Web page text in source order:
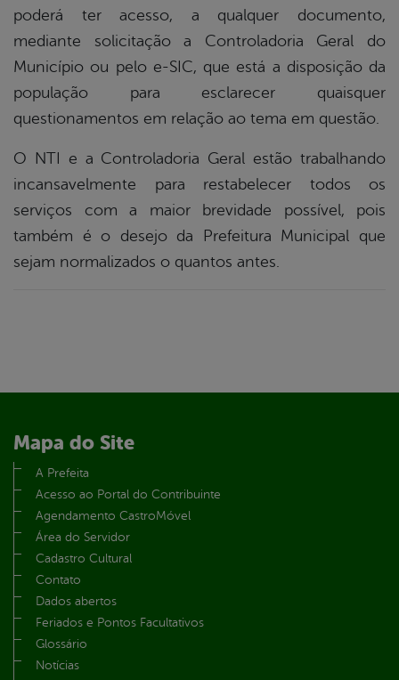
poderá ter acesso, a qualquer documento,
mediante solicitação a Controladoria Geral do
Município ou pelo e-SIC, que está a disposição da
população para esclarecer quaisquer
questionamentos em relação ao tema em questão.
O NTI e a Controladoria Geral estão trabalhando
incansavelmente para restabelecer todos os
serviços com a maior brevidade possível, pois
também é o desejo da Prefeitura Municipal que
sejam normalizados o quantos antes.
Mapa do Site
A Prefeita
Acesso ao Portal do Contribuinte
Agendamento CastroMóvel
Área do Servidor
Cadastro Cultural
Contato
Dados abertos
Feriados e Pontos Facultativos
Glossário
Notícias